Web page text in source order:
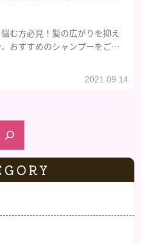
む方必見！髪の広がりを抑え
おすすめのシャンプーをご紹
2021.09.14